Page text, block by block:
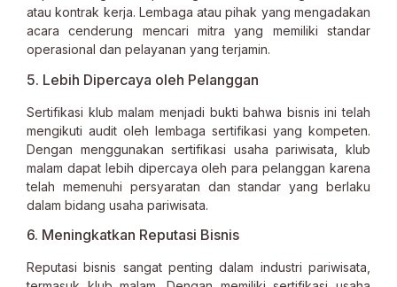
atau kontrak kerja. Lembaga atau pihak yang mengadakan
acara cenderung mencari mitra yang memiliki standar
operasional dan pelayanan yang terjamin.
5. Lebih Dipercaya oleh Pelanggan
Sertifikasi klub malam menjadi bukti bahwa bisnis ini telah
mengikuti audit oleh lembaga sertifikasi yang kompeten.
Dengan menggunakan sertifikasi usaha pariwisata, klub
malam dapat lebih dipercaya oleh para pelanggan karena
telah memenuhi persyaratan dan standar yang berlaku
dalam bidang usaha pariwisata.
6. Meningkatkan Reputasi Bisnis
Reputasi bisnis sangat penting dalam industri pariwisata,